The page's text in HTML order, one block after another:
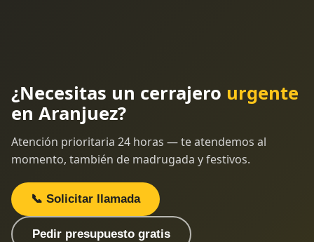
¿Necesitas un cerrajero urgente
en Aranjuez?
Atención prioritaria 24 horas — te atendemos al
momento, también de madrugada y festivos.
📞 Solicitar llamada
Pedir presupuesto gratis